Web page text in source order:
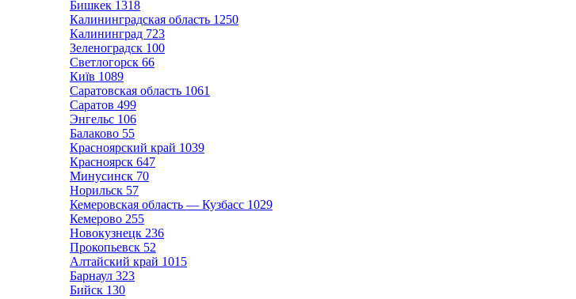
Бишкек 1318
Калининградская область 1250
Калининград 723
Зеленоградск 100
Светлогорск 66
Київ 1089
Саратовская область 1061
Саратов 499
Энгельс 106
Балаково 55
Красноярский край 1039
Красноярск 647
Минусинск 70
Норильск 57
Кемеровская область — Кузбасс 1029
Кемерово 255
Новокузнецк 236
Прокопьевск 52
Алтайский край 1015
Барнаул 323
Бийск 130